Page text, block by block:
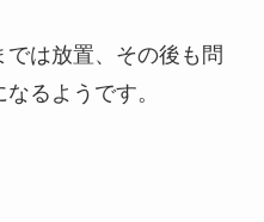
は放置、その後も問
るようです。